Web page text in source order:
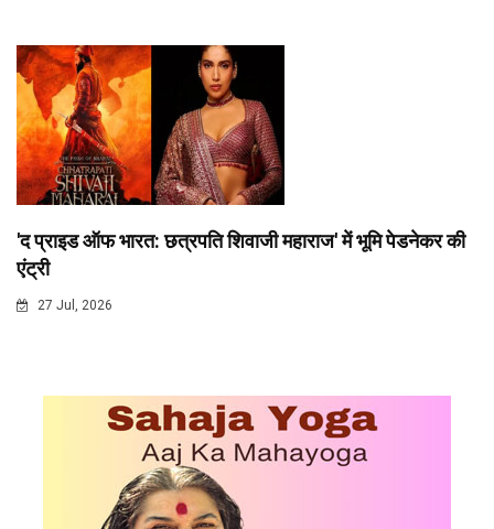
'द प्राइड ऑफ भारत: छत्रपति शिवाजी महाराज' में भूमि पेडनेकर की
एंट्री
27 Jul, 2026